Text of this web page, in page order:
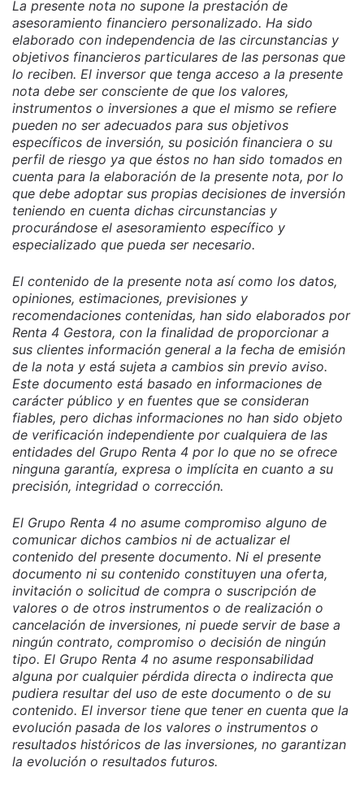
La presente nota no supone la prestación de
asesoramiento financiero personalizado. Ha sido
elaborado con independencia de las circunstancias y
objetivos financieros particulares de las personas que
lo reciben. El inversor que tenga acceso a la presente
nota debe ser consciente de que los valores,
instrumentos o inversiones a que el mismo se refiere
pueden no ser adecuados para sus objetivos
específicos de inversión, su posición financiera o su
perfil de riesgo ya que éstos no han sido tomados en
cuenta para la elaboración de la presente nota, por lo
que debe adoptar sus propias decisiones de inversión
teniendo en cuenta dichas circunstancias y
procurándose el asesoramiento específico y
especializado que pueda ser necesario.
El contenido de la presente nota así como los datos,
opiniones, estimaciones, previsiones y
recomendaciones contenidas, han sido elaborados por
Renta 4 Gestora, con la finalidad de proporcionar a
sus clientes información general a la fecha de emisión
de la nota y está sujeta a cambios sin previo aviso.
Este documento está basado en informaciones de
carácter público y en fuentes que se consideran
fiables, pero dichas informaciones no han sido objeto
de verificación independiente por cualquiera de las
entidades del Grupo Renta 4 por lo que no se ofrece
ninguna garantía, expresa o implícita en cuanto a su
precisión, integridad o corrección.
El Grupo Renta 4 no asume compromiso alguno de
comunicar dichos cambios ni de actualizar el
contenido del presente documento. Ni el presente
documento ni su contenido constituyen una oferta,
invitación o solicitud de compra o suscripción de
valores o de otros instrumentos o de realización o
cancelación de inversiones, ni puede servir de base a
ningún contrato, compromiso o decisión de ningún
tipo. El Grupo Renta 4 no asume responsabilidad
alguna por cualquier pérdida directa o indirecta que
pudiera resultar del uso de este documento o de su
contenido. El inversor tiene que tener en cuenta que la
evolución pasada de los valores o instrumentos o
resultados históricos de las inversiones, no garantizan
la evolución o resultados futuros.